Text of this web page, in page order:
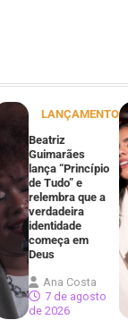
LANÇAMENTOS
Beatriz
Guimarães
lança “Princípio
de Tudo” e
relembra que a
verdadeira
identidade
começa em
Deus
Ana Costa
7 de agosto
de 2026